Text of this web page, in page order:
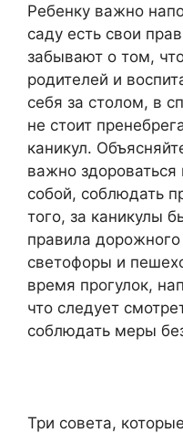
Ребенку важно
саду есть свои
забывают о том,
родителей и
себя за столом, в
не стоит
каникул.
важно здороваться
собой, соблюдать
того, за каникулы
правила
светофоры и
время прогулок,
что следует
соблюдать меры
Три совета,